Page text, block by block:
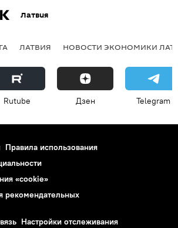
Латвия
ЛАТВИЯ НОВОСТИ ЭКОНОМИКИ
Rutube Дзен Telegram
Правила использования
«cookie»
рекомендательных
Настройки отслеживания